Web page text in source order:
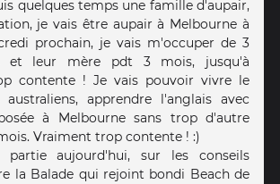
quelques temps une famille d'aupair,
je vais être aupair à Melbourne à
prochain, je vais m'occuper de 3
et leur mère pdt 3 mois, jusqu'à
contente ! Je vais pouvoir vivre le
apprendre l'anglais avec
à Melbourne sans trop d'autre
Vraiment trop contente ! :)
aujourd'hui, sur les conseils
la Balade qui rejoint bondi Beach de